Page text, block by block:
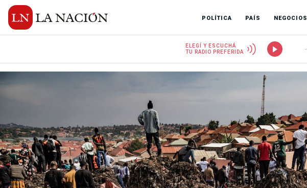
POLÍTICA PAÍS NEGOCIOS
ELEGÍ Y ESCUCHÁ
TU RADIO PREFERIDA